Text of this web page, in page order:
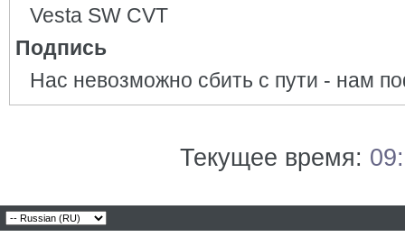
Vesta SW CVT
Подпись
Нас невозможно сбить с пути - нам
Текущее время: